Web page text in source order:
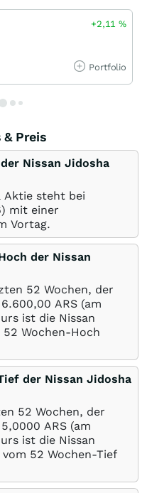
+2,11%
Portfolio
Preis
Nissan Jidosha
Aktie steht bei
) mit einer
Vortag.
der Nissan
52 Wochen, der
ARS (am
ist die Nissan
52 Wochen-Hoch
der Nissan Jidosha
52 Wochen, der
ARS (am
ist die Nissan
vom 52 Wochen-Tief